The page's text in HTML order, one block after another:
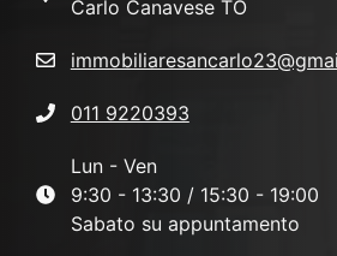
Carlo Canavese TO
011 9220393
Lun - Ven
9:30 - 13:30 / 15:30 - 19:00
Sabato su appuntamento